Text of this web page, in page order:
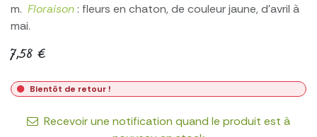
m. Floraison : fleurs en chaton, de couleur jaune, d’avril à
mai.
7,58 €
Bientôt de retour !
Recevoir une notification quand le produit est à